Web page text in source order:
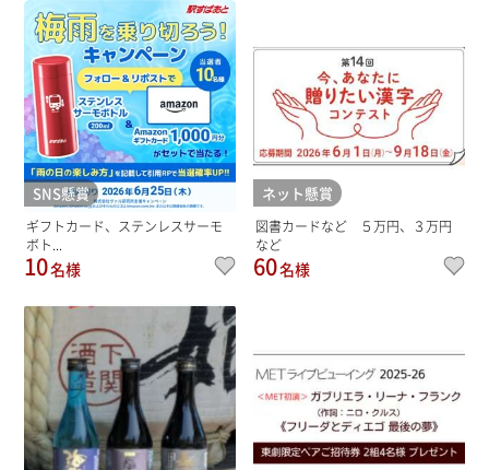
SNS懸賞
ギフトカード、ステンレスサーモ
ボト...
10名様
ネット懸賞
図書カードなど ５万円、３万円
など
60名様